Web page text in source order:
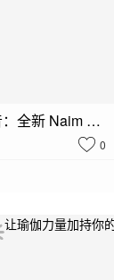
聆听自然的真实声音：全新 Naim Mu-so木质扬声器
0